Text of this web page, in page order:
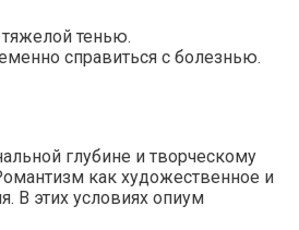
тенью.
справиться с болезнью.
глубине и творческому
как художественное и
В этих условиях опиум